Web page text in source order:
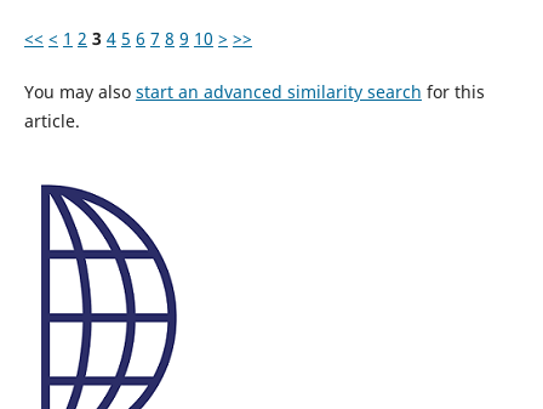
<< < 1 2 3 4 5 6 7 8 9 10 > >>
You may also start an advanced similarity search for this
article.